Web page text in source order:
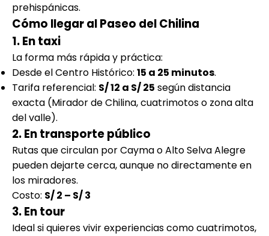
prehispánicas.
Cómo llegar al Paseo del Chilina
1. En taxi
La forma más rápida y práctica:
Desde el Centro Histórico: 15 a 25 minutos.
Tarifa referencial: S/ 12 a S/ 25 según distancia
exacta (Mirador de Chilina, cuatrimotos o zona alta
del valle).
2. En transporte público
Rutas que circulan por Cayma o Alto Selva Alegre
pueden dejarte cerca, aunque no directamente en
los miradores.
Costo: S/ 2 – S/ 3
3. En tour
Ideal si quieres vivir experiencias como cuatrimotos,